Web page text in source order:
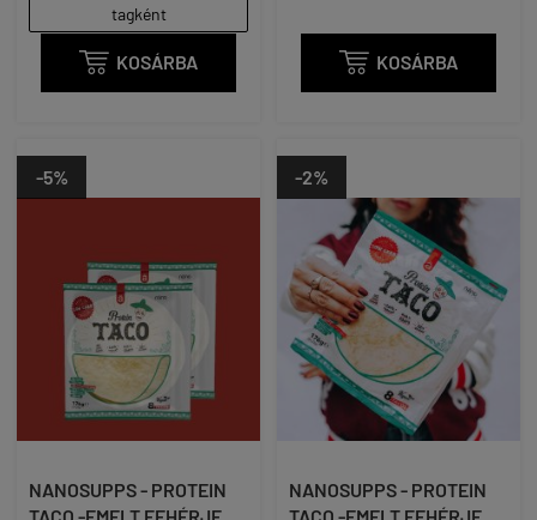
tagként
 KOSÁRBA  KOSÁRBA
-5%
NANOSUPPS - PROTEIN
-2%
NANOSUPPS - PROTEIN